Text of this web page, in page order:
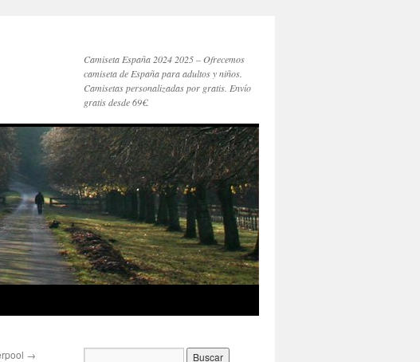
Camiseta España 2024 2025 – Ofrecemos
camiseta de España para adultos y niños.
Camisetas personalizadas por gratis. Envío
gratis desde 69€.
→